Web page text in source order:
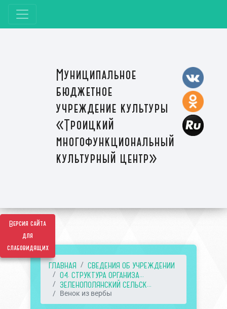
Версия сайта
для
слабовидящих
Муниципальное
бюджетное
учреждение культуры
«Троицкий
многофункциональный
культурный центр»
ГЛАВНАЯ
СВЕДЕНИЯ ОБ УЧРЕЖДЕНИИ
04. СТРУКТУРА ОРГАНИЗА...
ЗЕЛЕНОПОЛЯНСКИЙ СЕЛЬСК...
Венок из вербы